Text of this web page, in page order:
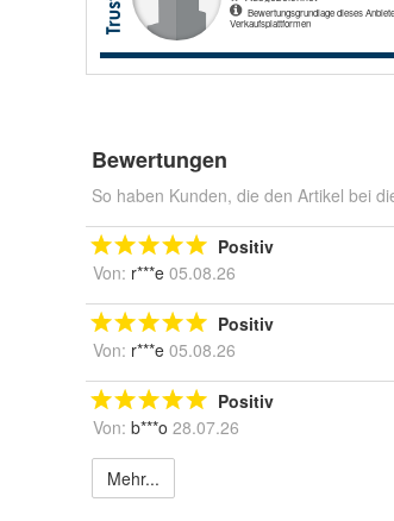
Bewertungen
So haben Kunden, die den Artikel bei
Positiv
Von: r***e 05.08.26
Positiv
Von: r***e 05.08.26
Positiv
Von: b***o 28.07.26
Mehr...